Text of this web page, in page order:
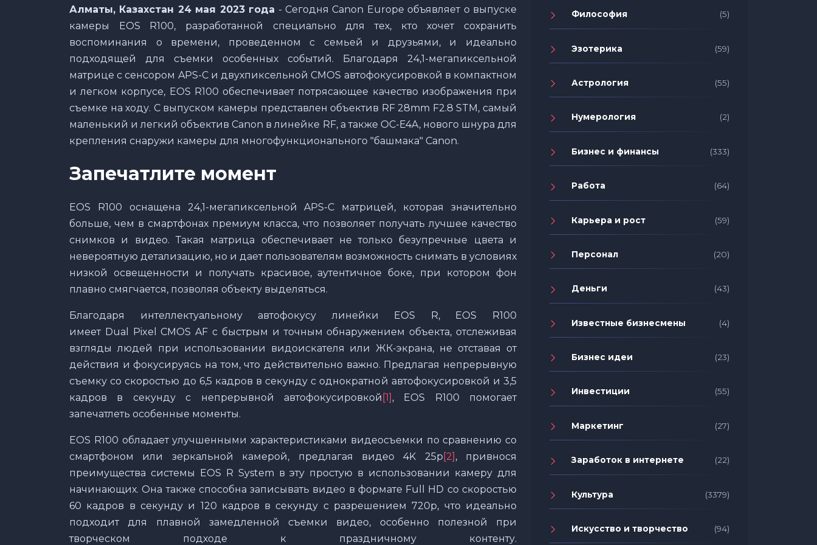
Алматы, Казахстан 24 мая 2023 года - Сегодня Canon Europe объявляет о выпуске
камеры EOS R100, разработанной специально для тех, кто хочет сохранить
воспоминания о времени, проведенном с семьей и друзьями, и идеально
подходящей для съемки особенных событий. Благодаря 24,1-мегапиксельной
матрице с сенсором APS-C и двухпиксельной CMOS автофокусировкой в компактном
и легком корпусе, EOS R100 обеспечивает потрясающее качество изображения при
съемке на ходу. С выпуском камеры представлен объектив RF 28mm F2.8 STM, самый
маленький и легкий объектив Canon в линейке RF, а также OC-E4A, нового шнура для
крепления снаружи камеры для многофункционального "башмака" Canon.
Запечатлите момент
EOS R100 оснащена 24,1-мегапиксельной APS-C матрицей, которая значительно
больше, чем в смартфонах премиум класса, что позволяет получать лучшее качество
снимков и видео. Такая матрица обеспечивает не только безупречные цвета и
невероятную детализацию, но и дает пользователям возможность снимать в условиях
низкой освещенности и получать красивое, аутентичное боке, при котором фон
плавно смягчается, позволяя объекту выделяться.
Благодаря интеллектуальному автофокусу линейки EOS R, EOS R100
имеет Dual Pixel CMOS AF с быстрым и точным обнаружением объекта, отслеживая
взгляды людей при использовании видоискателя или ЖК-экрана, не отставая от
действия и фокусируясь на том, что действительно важно. Предлагая непрерывную
съемку со скоростью до 6,5 кадров в секунду с однократной автофокусировкой и 3,5
кадров в секунду с непрерывной автофокусировкой [1] , EOS R100 помогает
запечатлеть особенные моменты.
EOS R100 обладает улучшенными характеристиками видеосъемки по сравнению со
смартфоном или зеркальной камерой, предлагая видео 4K 25p [2] , привнося
преимущества системы EOS R System в эту простую в использовании камеру для
начинающих. Она также способна записывать видео в формате Full HD со скоростью
60 кадров в секунду и 120 кадров в секунду с разрешением 720p, что идеально
подходит для плавной замедленной съемки видео, особенно полезной при
творческом подходе к праздничному контенту.
Философия (5)
Эзотерика (59)
Астрология (55)
Нумерология (2)
Бизнес и финансы (333)
Работа (64)
Карьера и рост (59)
Персонал (20)
Деньги (43)
Известные бизнесмены (4)
Бизнес идеи (23)
Инвестиции (55)
Маркетинг (27)
Заработок в интернете (22)
Культура (3379)
Искусство и творчество (94)